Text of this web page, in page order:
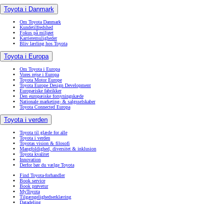
Toyota i Danmark
Om Toyota Danmark
Kundetilfredshed
Fokus på miljøet
Karrieremuligheder
Bliv lærling hos Toyota
Toyota i Europa
Om Toyota i Europa
Vores rejse i Europa
Toyota Motor Europe
Toyota Europe Design Development
Europæiske fabrikker
Den europæiske forsyningskæde
Nationale marketing- & salgsselskaber
Toyota Connected Europa
Toyota i verden
Toyota til glæde for alle
Toyota i verden
Toyotas vision & filosofi
Mangfoldighed, diversitet & inklusion
Toyota kvalitet
Innovation
Derfor bør du vælge Toyota
Find Toyota-forhandler
Book service
Book prøvetur
MyToyota
Tilgængelighedserklæring
Datadeling